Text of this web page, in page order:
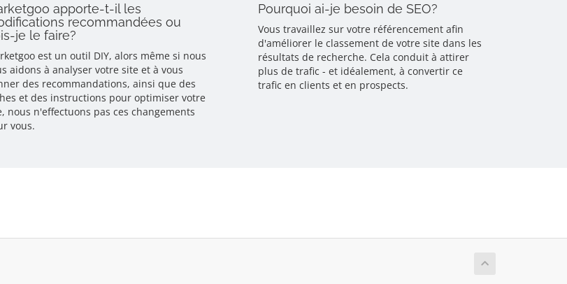
apporte-t-il les
recommandées ou
je le faire?
est un outil DIY, alors même si nous
aidons à analyser votre site et à vous
des recommandations, ainsi que des
et des instructions pour optimiser votre
nous n'effectuons pas ces changements
vous.
Pourquoi ai-je besoin de SEO?
Vous travaillez sur votre référencement afin
d'améliorer le classement de votre site dans les
résultats de recherche. Cela conduit à attirer
plus de trafic - et idéalement, à convertir ce
trafic en clients et en prospects.